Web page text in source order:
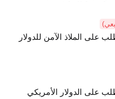
الملاذ الآمن للدولار
على الدولار الأمريكي